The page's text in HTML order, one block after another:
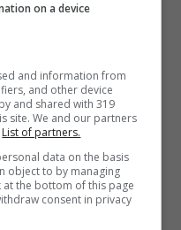
on a device
and information from
and other device
and shared with 319
site. We and our partners
List of partners.
data on the basis
object to by managing
the bottom of this page
consent in privacy